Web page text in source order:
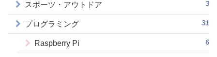
スポーツ・アウトドア 3
プログラミング 31
Raspberry Pi 6